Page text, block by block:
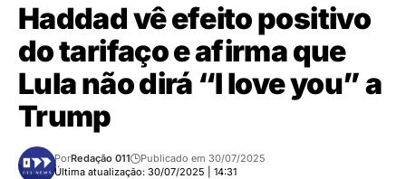
Haddad vê efeito positivo
do tarifaço e afirma que
Lula não dirá “I love you” a
Trump
Última atualização: 30/07/2025 | 14:31
PorRedação 011 Publicado em 30/07/2025